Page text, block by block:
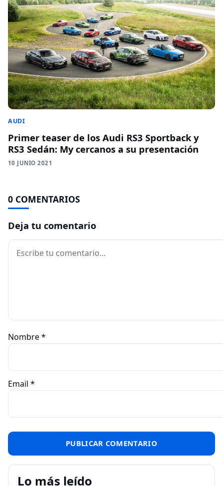
AUDI
Primer teaser de los Audi RS3 Sportback y
RS3 Sedán: My cercanos a su presentación
10 JUNIO 2021
0 COMENTARIOS
Deja tu comentario
Comentario
Nombre*
Email *
Lo más leído